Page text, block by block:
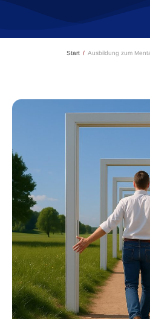
Sie befinden sich hier:
Start Ausbildung zum